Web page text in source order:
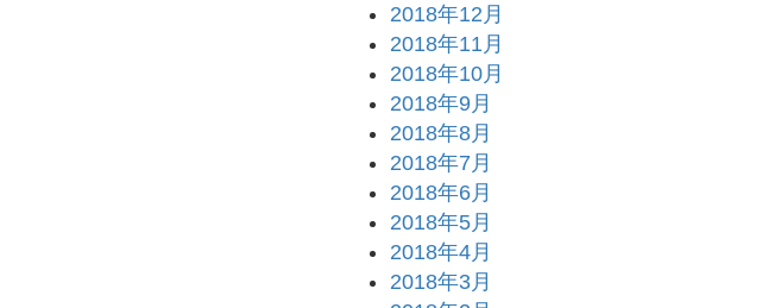
2018年12月
2018年11月
2018年10月
2018年9月
2018年8月
2018年7月
2018年6月
2018年5月
2018年4月
2018年3月